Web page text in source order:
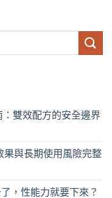
：雙效配方的安全邊界
果與長期使用風險完整
，性能力就要下來？